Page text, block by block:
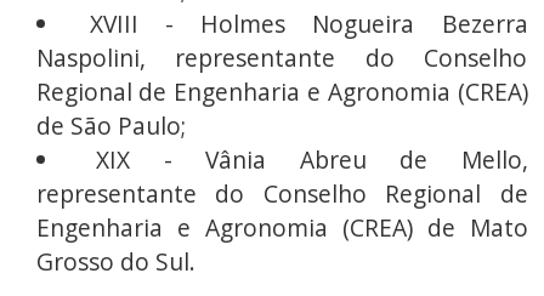
XVIII - Holmes Nogueira Bezerra
Naspolini, representante do Conselho
Regional de Engenharia e Agronomia (CREA)
de São Paulo;
XIX - Vânia Abreu de Mello,
representante do Conselho Regional de
Engenharia e Agronomia (CREA) de Mato
Grosso do Sul.